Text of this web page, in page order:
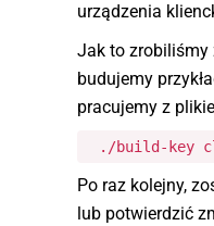
urządzenia
Jak to zrobiliśmy
budujemy
pracujemy z
./build-key
Po raz kolejny,
lub potwierdzić